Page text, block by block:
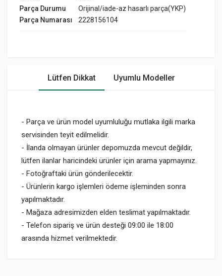
Parça Durumu
Orijinal/iade-az hasarlı parça(YKP)
Parça Numarası
2228156104
Lütfen Dikkat Uyumlu Modeller
- Parça ve ürün model uyumluluğu mutlaka ilgili marka
servisinden teyit edilmelidir.
- İlanda olmayan ürünler depomuzda mevcut değildir,
lütfen ilanlar haricindeki ürünler için arama yapmayınız.
- Fotoğraftaki ürün gönderilecektir.
- Ürünlerin kargo işlemleri ödeme işleminden sonra
yapılmaktadır.
- Mağaza adresimizden elden teslimat yapılmaktadır.
- Telefon sipariş ve ürün desteği 09:00 ile 18:00
arasında hizmet verilmektedir.